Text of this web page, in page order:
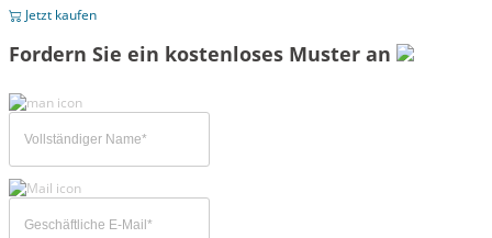
Jetzt kaufen
Fordern Sie ein kostenloses Muster an